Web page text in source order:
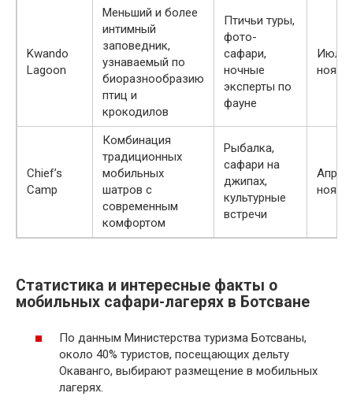
Kwando
Lagoon
Меньший и более
интимный
заповедник,
узнаваемый по
биоразнообразию
птиц и
крокодилов
Птичьи туры,
фото-
сафари,
ночные
эксперты по
фауне
Июль
Chief’s
Camp
Комбинация
традиционных
мобильных
шатров с
современным
комфортом
Рыбалка,
сафари на
джипах,
культурные
встречи
Статистика и интересные факты о
мобильных сафари-лагерях в Ботсване
По данным Министерства туризма Ботсваны,
около 40% туристов, посещающих дельту
Окаванго, выбирают размещение в мобильных
лагерях.